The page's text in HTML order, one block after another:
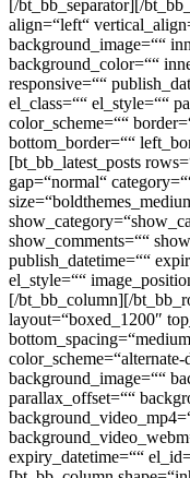
[/bt_bb_separator][/
align=“left“
background_image=““
background_color=““
responsive=““
el_class=““ el_style=““
color_scheme=““
bottom_border=““
[bt_bb_latest_posts
gap=“normal“
show_comments=““
publish_datetime=““
el_style=““
[/bt_bb_column][/
layout=“boxed_1200″
background_image=““
parallax_offset=““
expiry_datetime=““